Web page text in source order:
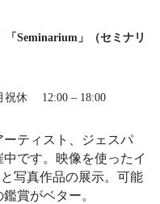
Seminarium」（セミナリ
祝休 12:00 – 18:00
ティスト、ジェスパ
です。映像を使ったイ
と写真作品の展示。可能
賞がベター。